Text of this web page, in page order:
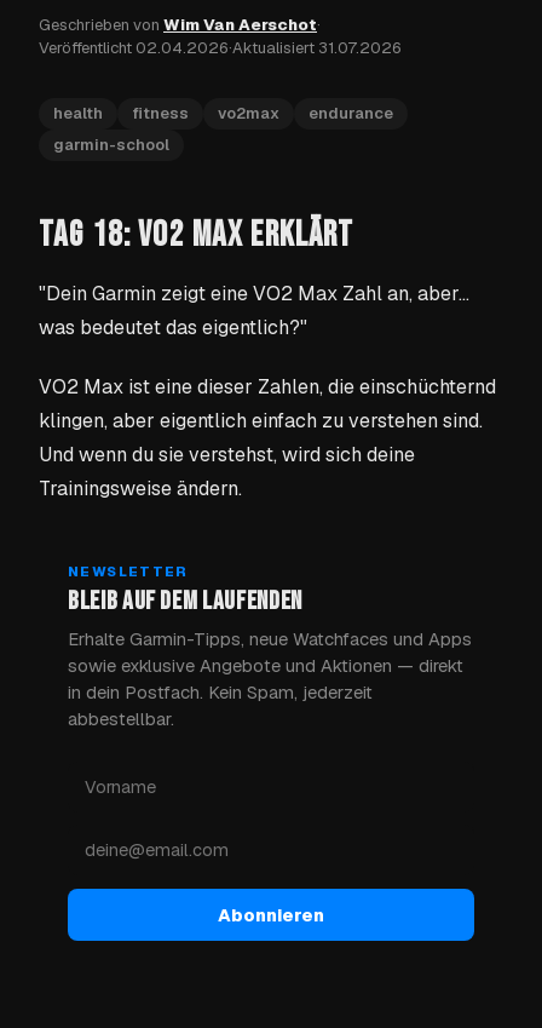
Geschrieben von Wim Van Aerschot·
Veröffentlicht 02.04.2026·Aktualisiert 31.07.2026
health fitness vo2max
endurance
garmin-school
TAG 18: VO2 MAX ERKLÄRT
"Dein Garmin zeigt eine VO2 Max Zahl an, aber…
was bedeutet das eigentlich?"
VO2 Max ist eine dieser Zahlen, die einschüchternd
klingen, aber eigentlich einfach zu verstehen sind.
Und wenn du sie verstehst, wird sich deine
Trainingsweise ändern.
NEWSLETTER
BLEIB AUF DEM LAUFENDEN
Erhalte Garmin-Tipps, neue Watchfaces und Apps
sowie exklusive Angebote und Aktionen — direkt
in dein Postfach. Kein Spam, jederzeit
abbestellbar.
Abonnieren